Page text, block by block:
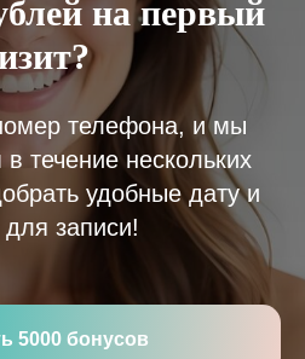
на первый
телефона, и мы
течение нескольких
удобные дату и
записи!
5000 бонусов